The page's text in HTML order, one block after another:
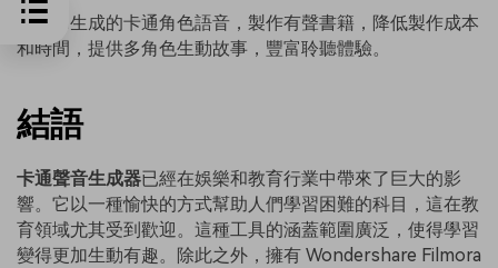
利用AI生成的卡通角色語音，製作有聲書籍，降低製作成本
和時間，提供多角色生動故事，豐富聆聽體驗。
結語
卡通聲音生成器已經在娛樂和教育行業中帶來了巨大的影
響。它以一種愉快的方式幫助人們學習困難的科目，這在教
育領域尤其受到歡迎。這種工具的涵蓋範圍廣泛，使得學習
變得更加生動有趣。除此之外，擁有 Wondershare Filmora